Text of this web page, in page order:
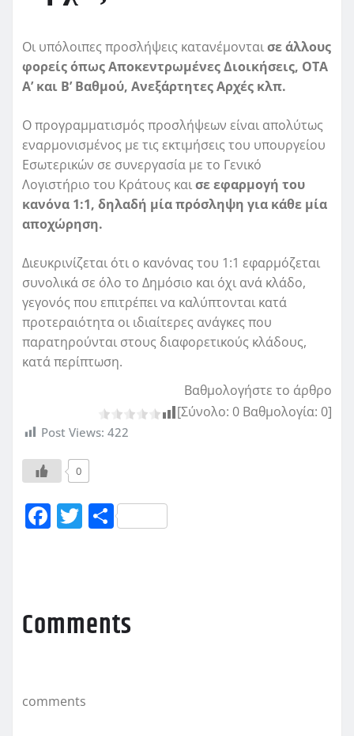
Οι υπόλοιπες προσλήψεις κατανέμονταισε άλλους
φορείς όπως Αποκεντρωμένες Διοικήσεις, ΟΤΑ
Α’ και Β’ Βαθμού, Ανεξάρτητες Αρχές κλπ.
Ο προγραμματισμός προσλήψεων είναι απολύτως
εναρμονισμένος με τις εκτιμήσεις του υπουργείου
Εσωτερικών σε συνεργασία με το Γενικό
Λογιστήριο του Κράτους καισε εφαρμογή του
κανόνα 1:1, δηλαδή μία πρόσληψη για κάθε μία
αποχώρηση.
Διευκρινίζεται ότι ο κανόνας του 1:1 εφαρμόζεται
συνολικά σε όλο το Δημόσιο και όχι ανά κλάδο,
γεγονός που επιτρέπει να καλύπτονται κατά
προτεραιότητα οι ιδιαίτερες ανάγκες που
παρατηρούνται στους διαφορετικούς κλάδους,
κατά περίπτωση.
Βαθμολογήστε το άρθρο
[Σύνολο: 0 Βαθμολογία: 0]
Post Views: 422
0
F
b
o
k
T
r
Μ
σ
τ
Comments
comments